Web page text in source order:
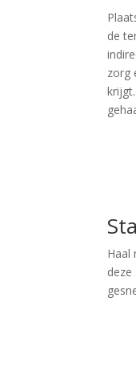
de
zorg
Haal
deze